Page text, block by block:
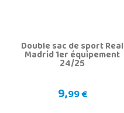
Double sac de sport Real
Madrid 1er équipement
24/25
9,99 €